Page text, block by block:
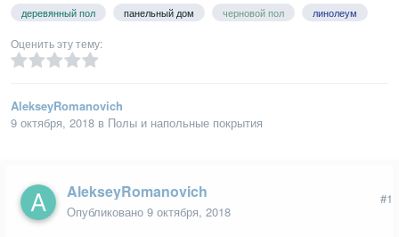
деревянный пол панельный дом черновой пол линолеум
Оценить эту тему:
AlekseyRomanovich
9 октября, 2018 в Полы и напольные покрытия
AlekseyRomanovich
Опубликовано 9 октября, 2018
#1